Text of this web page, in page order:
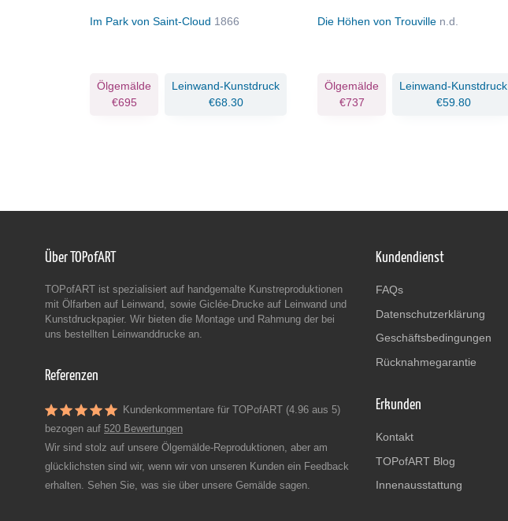
Im Park von Saint-Cloud 1866
Ölgemälde
€695
Leinwand-Kunstdruck
€68.30
Die Höhen von Trouville n.d.
Ölgemälde
€737
Leinwand-Kunstdruck
€59.80
Über TOPofART
TOPofART ist spezialisiert auf handgemalte Kunstreproduktionen
mit Ölfarben auf Leinwand, sowie Giclée-Drucke auf Leinwand und
Kunstdruckpapier. Wir bieten die Montage und Rahmung der bei
uns bestellten Leinwanddrucke an.
Referenzen
Kundenkommentare für TOPofART (4.96 aus 5)
bezogen auf 520 Bewertungen
Wir sind stolz auf unsere Ölgemälde-Reproduktionen, aber am
glücklichsten sind wir, wenn wir von unseren Kunden ein Feedback
erhalten. Sehen Sie, was sie über unsere Gemälde sagen.
Kundendienst
FAQs
Datenschutzerklärung
Geschäftsbedingungen
Rücknahmegarantie
Erkunden
Kontakt
TOPofART Blog
Innenausstattung